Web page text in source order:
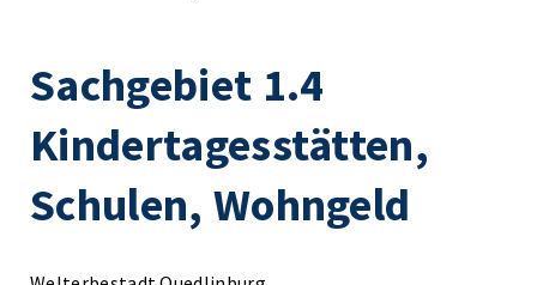
Sachgebiet 1.4
Kindertagesstätten,
Schulen, Wohngeld